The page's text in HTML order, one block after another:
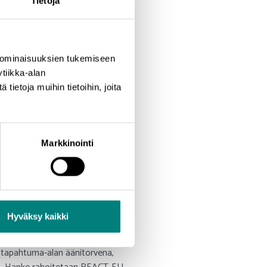
tukemiseen
alan
tietoja muihin tietoihin, joita
Markkinointi
Hyväksy kaikki
asia oli ehkä
-Kihelmöivintä
itse valita jokaiseen
on mukana molemmissa.
ja sen parissa
alan äänitorvena,